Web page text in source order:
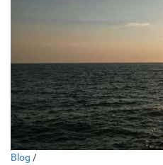
Blog /